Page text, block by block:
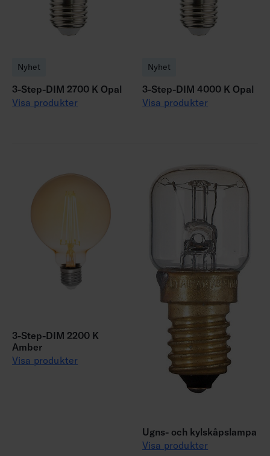
Nyhet
3-Step-DIM 2700 K Opal
Visa produkter
Nyhet
3-Step-DIM 4000 K Opal
Visa produkter
3-Step-DIM 2200 K
Amber
Visa produkter
Ugns- och kylskåpslampa
Visa produkter